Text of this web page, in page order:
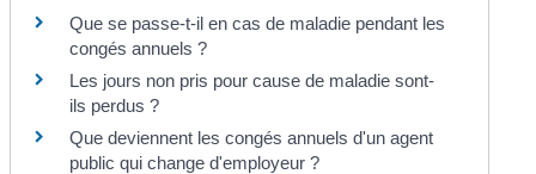
Que se passe-t-il en cas de maladie pendant les
congés annuels ?
Les jours non pris pour cause de maladie sont-
ils perdus ?
Que deviennent les congés annuels d'un agent
public qui change d'employeur ?